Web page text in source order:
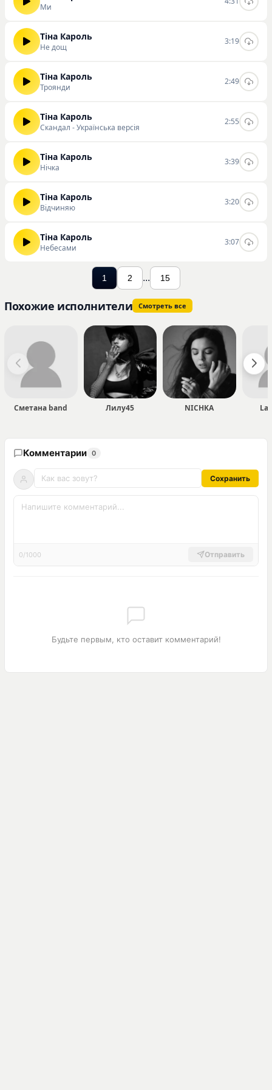
Ми
Тіна Кароль
Не дощ
3:19
Тіна Кароль
Троянди
2:49
Тіна Кароль
Скандал - Українська версія
2:55
Тіна Кароль
Нічка
3:39
Тіна Кароль
Відчиняю
3:20
Тіна Кароль
Небесами
3:07
1 2 ... 15
Похожие исполнители Смотреть все
Сметана band Лилу45 NICHKA
Комментарии 0
Сохранить
0/1000 Отправить
Будьте первым, кто оставит комментарий!